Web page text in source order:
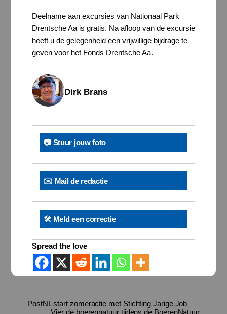
Deelname aan excursies van Nationaal Park
Drentsche Aa is gratis. Na afloop van de excursie
heeft u de gelegenheid een vrijwillige bijdrage te
geven voor het Fonds Drentsche Aa.
Dirk Brans
📷 Stuur jouw foto
✉️ Mail de redactie
🛠️ Meld een correctie
Spread the love
PostNL start zomeractie met Stichting Jarige Job